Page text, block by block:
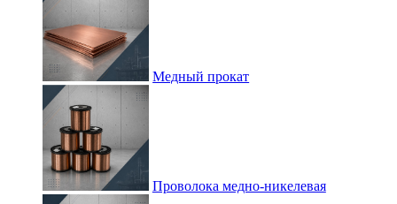
Медный прокат
Проволока медно-никелевая